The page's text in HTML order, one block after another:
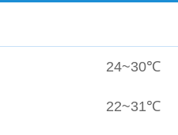
24~30℃
22~31℃